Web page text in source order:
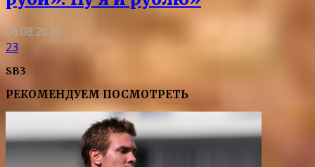
06.08.2026
23
SB3
РЕКОМЕНДУЕМ ПОСМОТРЕТЬ